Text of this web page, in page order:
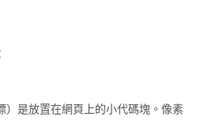
）是放置在網頁上的小代碼塊。像素